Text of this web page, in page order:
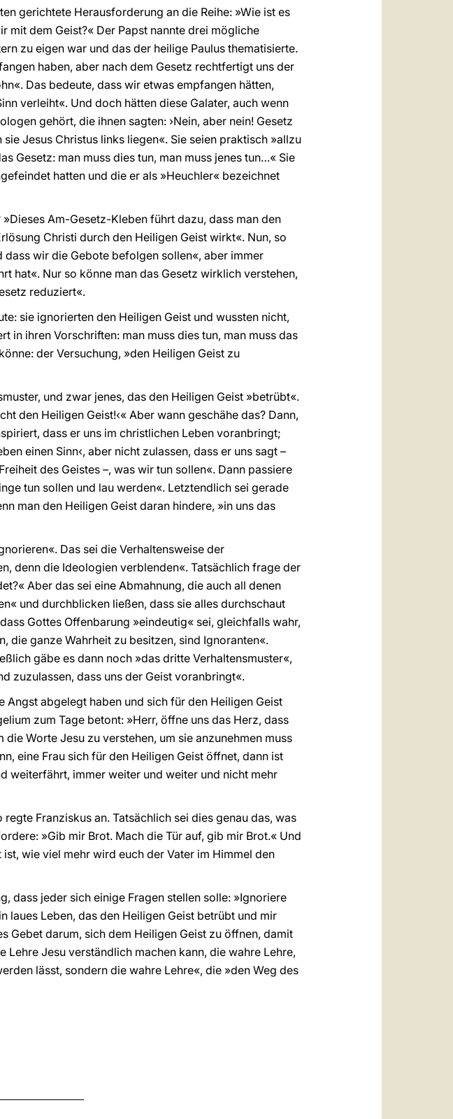
gerichtete Herausforderung an die Reihe: »Wie ist es
mit dem Geist?« Der Papst nannte drei mögliche
zu eigen war und das der heilige Paulus thematisierte.
haben, aber nach dem Gesetz rechtfertigt uns der
Das bedeute, dass wir etwas empfangen hätten,
verleiht«. Und doch hätten diese Galater, auch wenn
gehört, die ihnen sagten: ›Nein, aber nein! Gesetz
Jesus Christus links liegen«. Sie seien praktisch »allzu
Gesetz: man muss dies tun, man muss jenes tun…« Sie
hatten und die er als »Heuchler« bezeichnet
Am-Gesetz-Kleben führt dazu, dass man den
Christi durch den Heiligen Geist wirkt«. Nun, so
wir die Gebote befolgen sollen«, aber immer
hat«. Nur so könne man das Gesetz wirklich verstehen,
reduziert«.
sie ignorierten den Heiligen Geist und wussten nicht,
in ihren Vorschriften: man muss dies tun, man muss das
der Versuchung, »den Heiligen Geist zu
und zwar jenes, das den Heiligen Geist »betrübt«.
den Heiligen Geist!‹« Aber wann geschähe das? Dann,
dass er uns im christlichen Leben voranbringt;
einen Sinn‹, aber nicht zulassen, dass er uns sagt –
des Geistes –, was wir tun sollen«. Dann passiere
tun sollen und lau werden«. Letztendlich sei gerade
man den Heiligen Geist daran hindere, »in uns das
Das sei die Verhaltensweise der
denn die Ideologien verblenden«. Tatsächlich frage der
Aber das sei eine Abmahnung, die auch all denen
und durchblicken ließen, dass sie alles durchschaut
Gottes Offenbarung »eindeutig« sei, gleichfalls wahr,
die ganze Wahrheit zu besitzen, sind Ignoranten«.
gäbe es dann noch »das dritte Verhaltensmuster«,
zuzulassen, dass uns der Geist voranbringt«.
abgelegt haben und sich für den Heiligen Geist
zum Tage betont: »Herr, öffne uns das Herz, dass
Worte Jesu zu verstehen, um sie anzunehmen muss
eine Frau sich für den Heiligen Geist öffnet, dann ist
weiterfährt, immer weiter und weiter und nicht mehr
Franziskus an. Tatsächlich sei dies genau das, was
»Gib mir Brot. Mach die Tür auf, gib mir Brot.« Und
wie viel mehr wird euch der Vater im Himmel den
dass jeder sich einige Fragen stellen solle: »Ignoriere
laues Leben, das den Heiligen Geist betrübt und mir
Gebet darum, sich dem Heiligen Geist zu öffnen, damit
Jesu verständlich machen kann, die wahre Lehre,
lässt, sondern die wahre Lehre«, die »den Weg des